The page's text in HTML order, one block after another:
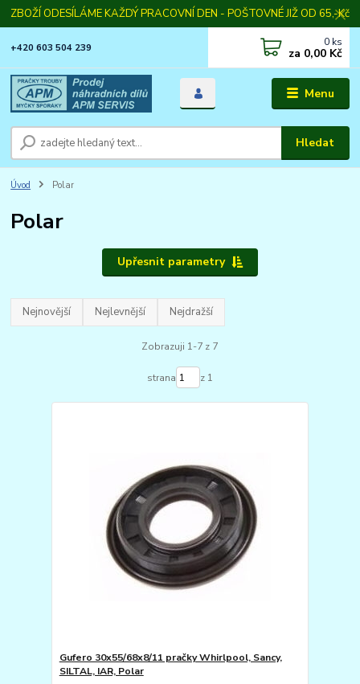
ZBOŽÍ ODESÍLÁME KAŽDÝ PRACOVNÍ DEN - POŠTOVNÉ JIŽ OD 65,-Kč
Menu
Hledat
+420 603 504 239 0 ks
za 0,00 Kč
Úvod Polar
Polar
Upřesnit parametry
Nejnovější Nejlevnější Nejdražší
Zobrazuji 1-7 z 7
strana z 1
Gufero 30x55/68x8/11 pračky Whirlpool, Sancy,
SILTAL, IAR, Polar